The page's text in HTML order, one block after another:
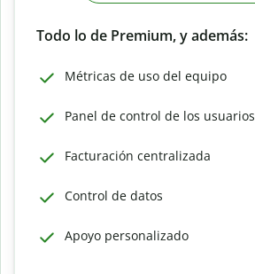
Todo lo de Premium, y además:
Métricas de uso del equipo
Panel de control de los usuarios
Facturación centralizada
Control de datos
Apoyo personalizado